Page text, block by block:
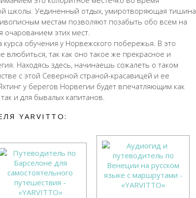
школы. Уединенный отдых, умиротворяющая тишина
местам позволяют позабыть обо всем на
очарованием этих мест.
обучения у Норвежского побережья. В это
влюбиться, так как оно такое же прекрасное и
Находясь здесь, начинаешь сожалеть о таком
с этой Северной страной-красавицей и ее
у берегов Норвегии будет впечатляющим как
и для бывалых капитанов.
YARVITTO: